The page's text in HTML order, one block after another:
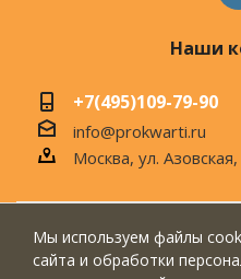
Наши
+7(495)109-79-90
info@prokwarti.ru
Москва, ул.
© 2026 Магазин
Мы используем файлы
сайта и обработки